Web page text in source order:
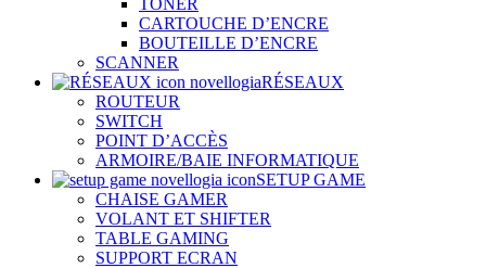
TONER
CARTOUCHE D’ENCRE
BOUTEILLE D’ENCRE
SCANNER
RÉSEAUX
ROUTEUR
SWITCH
POINT D’ACCÈS
ARMOIRE/BAIE INFORMATIQUE
SETUP GAME
CHAISE GAMER
VOLANT ET SHIFTER
TABLE GAMING
SUPPORT ECRAN